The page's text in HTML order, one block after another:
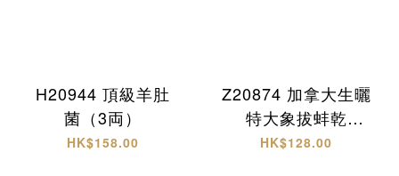
H20944 頂級羊肚
菌（3両）
HK$158.00
Z20874 加拿大生曬
特大象拔蚌乾
(L)+西非原隻有腌
HK$128.00